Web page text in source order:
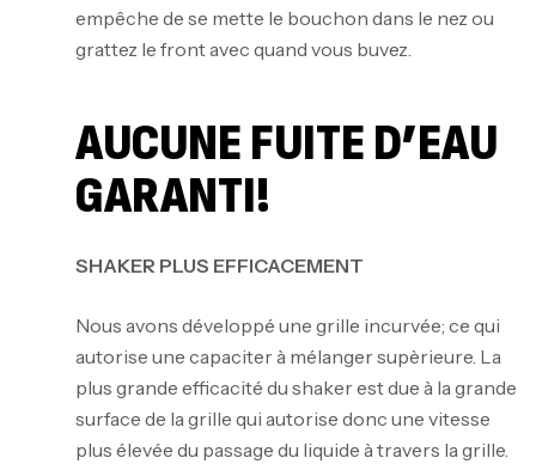
empêche de se mette le bouchon dans le nez ou
grattez le front avec quand vous buvez.
AUCUNE FUITE D’EAU
GARANTI!
SHAKER PLUS EFFICACEMENT
Nous avons développé une grille incurvée; ce qui
autorise une capaciter à mélanger supèrieure. La
plus grande efficacité du shaker est due à la grande
surface de la grille qui autorise donc une vitesse
plus élevée du passage du liquide à travers la grille.